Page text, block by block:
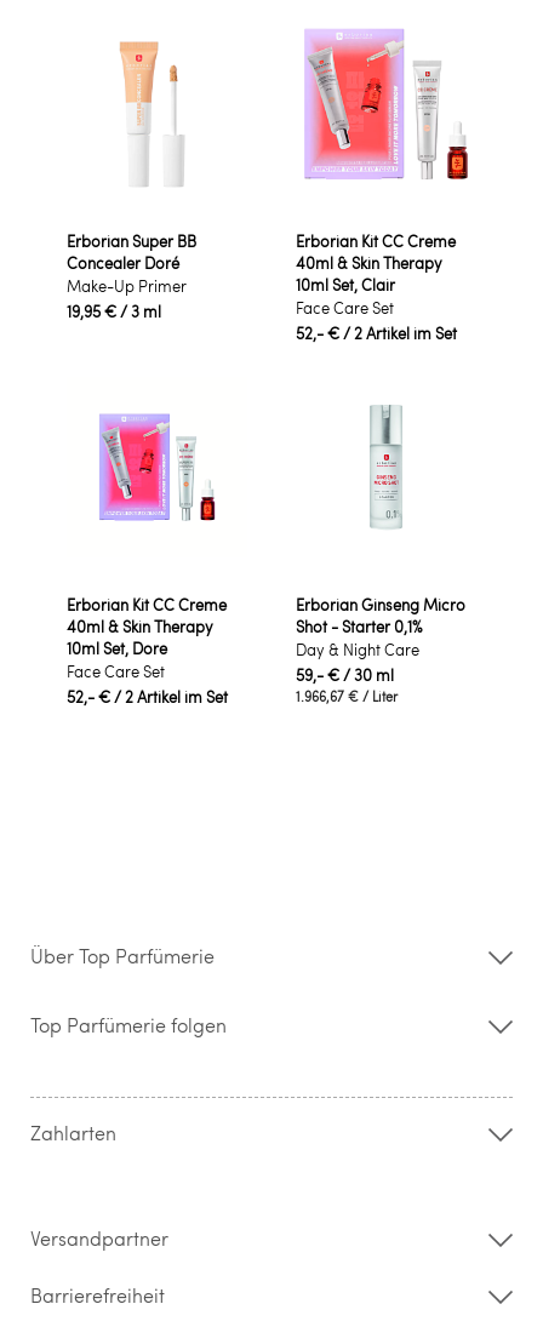
Erborian Super BB
Concealer Doré
Make-Up Primer
19,95 €/ 3 ml
Erborian Kit CC Creme
40ml & Skin Therapy
10ml Set, Clair
Face Care Set
52,- €/ 2 Artikel im Set
Erborian Kit CC Creme
40ml & Skin Therapy
10ml Set, Dore
Face Care Set
52,- €/ 2 Artikel im Set
Erborian Ginseng Micro
Shot - Starter 0,1%
Day & Night Care
59,- €/ 30 ml
1.966,67 € / Liter
Über Top Parfümerie
Storefinder
Kontakt
Widerrufsrecht & Rückgabebedingungen
Top Parfümerie folgen
Zahlarten
Versandpartner
Barrierefreiheit